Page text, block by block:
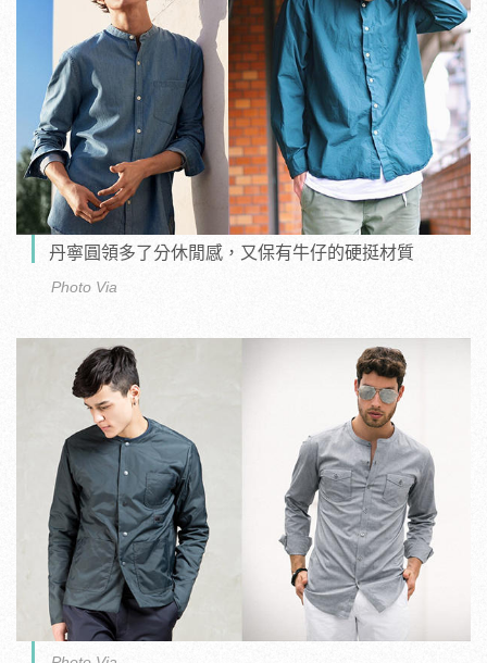
丹寧圓領多了分休閒感，又保有牛仔的硬挺材質
Photo Via